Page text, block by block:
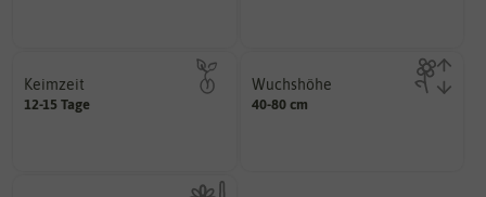
Keimzeit
12-15 Tage
unter Idealbedingungen das
erste Keimblattpaar zeigt?
Wuchshöhe
40-80 cm
kann unter Idealumständen
diese Größe erreichen.